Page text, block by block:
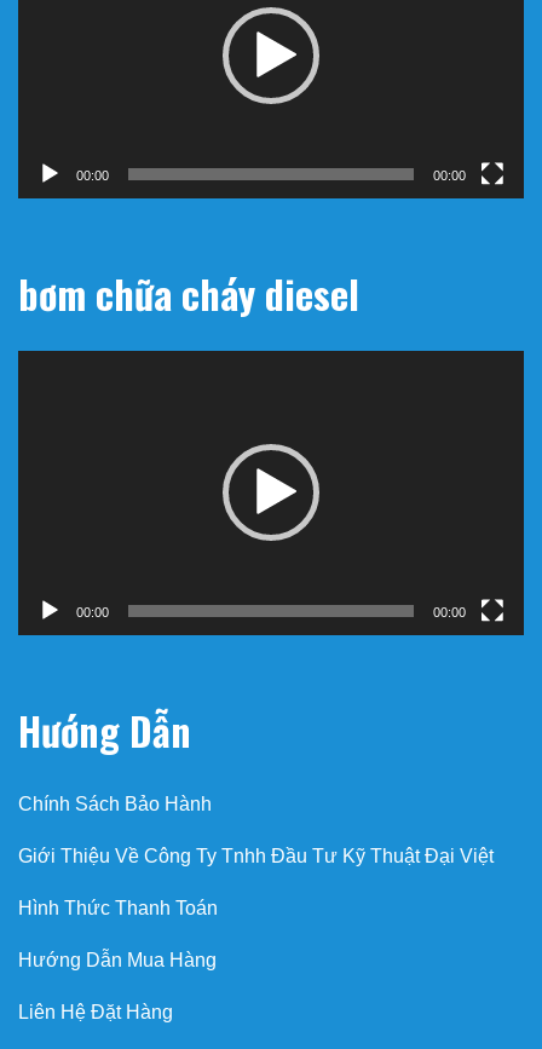
00:00 00:00
bơm chữa cháy diesel
00:00 00:00
Hướng Dẫn
Chính Sách Bảo Hành
Giới Thiệu Về Công Ty Tnhh Đầu Tư Kỹ Thuật Đại Việt
Hình Thức Thanh Toán
Hướng Dẫn Mua Hàng
Liên Hệ Đặt Hàng